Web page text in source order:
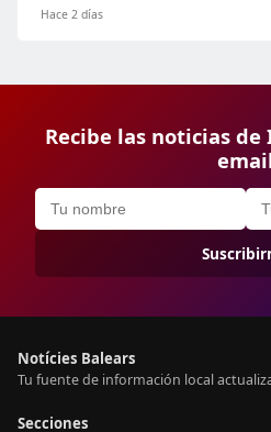
Hace 2 días
Recibe las noticias
Notícies Balears
Tu fuente de información local
Secciones